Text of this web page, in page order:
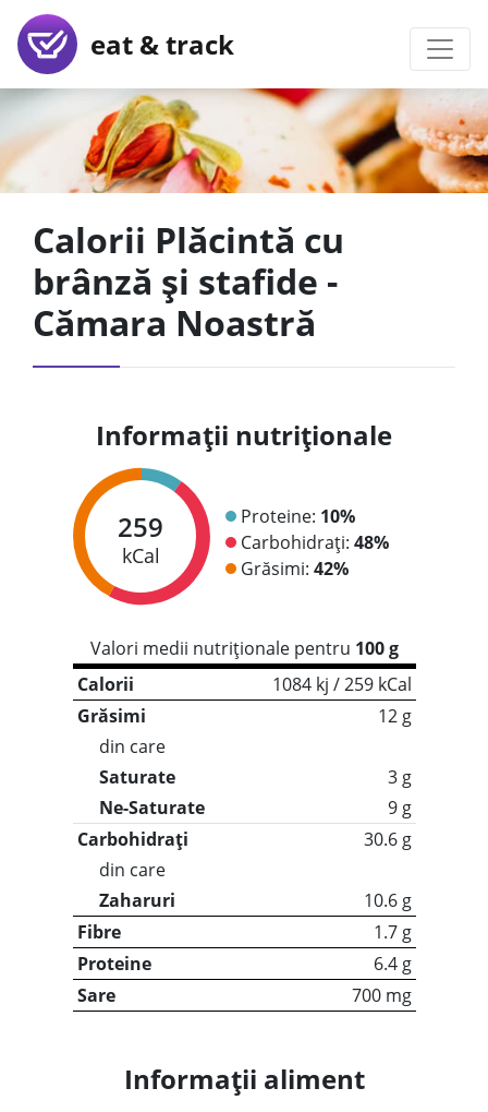
eat & track
Calorii Plăcintă cu
brânză și stafide -
Cămara Noastră
Informații nutriționale
259
kCal
Proteine: 10%
Carbohidrați: 48%
Grăsimi: 42%
Valori medii nutriționale pentru 100 g
Calorii
1084 kj / 259 kCal
Grăsimi
12 g
din care
Saturate
3 g
Ne-Saturate
9 g
Carbohidrați
30.6 g
din care
Zaharuri
10.6 g
Fibre
1.7 g
Proteine
6.4 g
Sare
700 mg
Informații aliment